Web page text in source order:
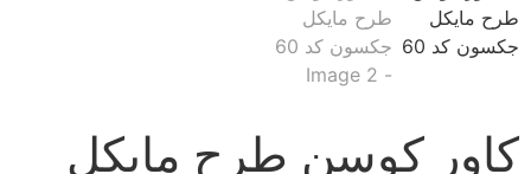
کاور کوسن طرح مایکل